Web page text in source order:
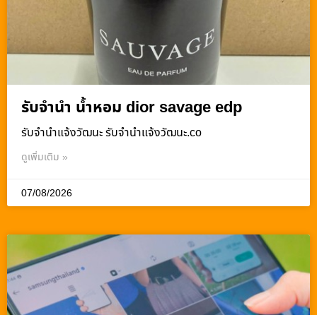
รับจำนำ น้ำหอม dior savage edp
รับจํานําแจ้งวัฒนะ รับจํานําแจ้งวัฒนะ.co
ดูเพิ่มเติม »
07/08/2026